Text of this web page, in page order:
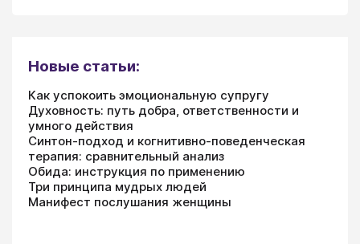
Новые статьи:
Как успокоить эмоциональную супругу
Духовность: путь добра, ответственности и
умного действия
Синтон-подход и когнитивно-поведенческая
терапия: сравнительный анализ
Обида: инструкция по применению
Три принципа мудрых людей
Манифест послушания женщины